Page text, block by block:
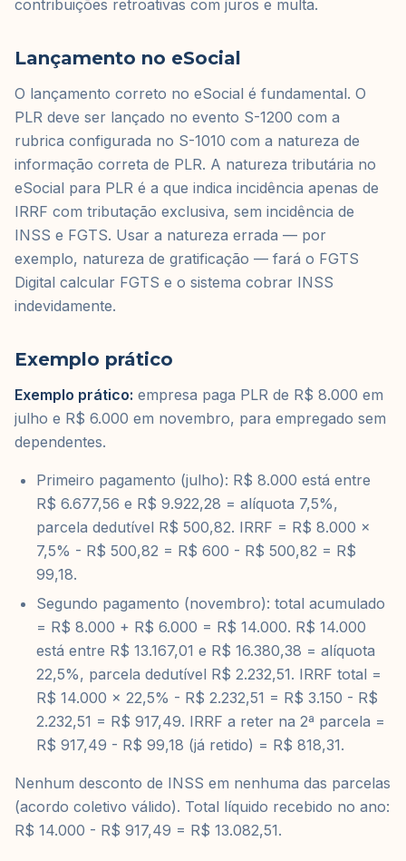
contribuições retroativas com juros e multa.
Lançamento no eSocial
O lançamento correto no eSocial é fundamental. O
PLR deve ser lançado no evento S-1200 com a
rubrica configurada no S-1010 com a natureza de
informação correta de PLR. A natureza tributária no
eSocial para PLR é a que indica incidência apenas de
IRRF com tributação exclusiva, sem incidência de
INSS e FGTS. Usar a natureza errada — por
exemplo, natureza de gratificação — fará o FGTS
Digital calcular FGTS e o sistema cobrar INSS
indevidamente.
Exemplo prático
Exemplo prático: empresa paga PLR de R$ 8.000 em
julho e R$ 6.000 em novembro, para empregado sem
dependentes.
Primeiro pagamento (julho): R$ 8.000 está entre
R$ 6.677,56 e R$ 9.922,28 = alíquota 7,5%,
parcela dedutível R$ 500,82. IRRF = R$ 8.000 x
7,5% - R$ 500,82 = R$ 600 - R$ 500,82 = R$
99,18.
Segundo pagamento (novembro): total acumulado
= R$ 8.000 + R$ 6.000 = R$ 14.000. R$ 14.000
está entre R$ 13.167,01 e R$ 16.380,38 = alíquota
22,5%, parcela dedutível R$ 2.232,51. IRRF total =
R$ 14.000 x 22,5% - R$ 2.232,51 = R$ 3.150 - R$
2.232,51 = R$ 917,49. IRRF a reter na 2ª parcela =
R$ 917,49 - R$ 99,18 (já retido) = R$ 818,31.
Nenhum desconto de INSS em nenhuma das parcelas
(acordo coletivo válido). Total líquido recebido no ano:
R$ 14.000 - R$ 917,49 = R$ 13.082,51.